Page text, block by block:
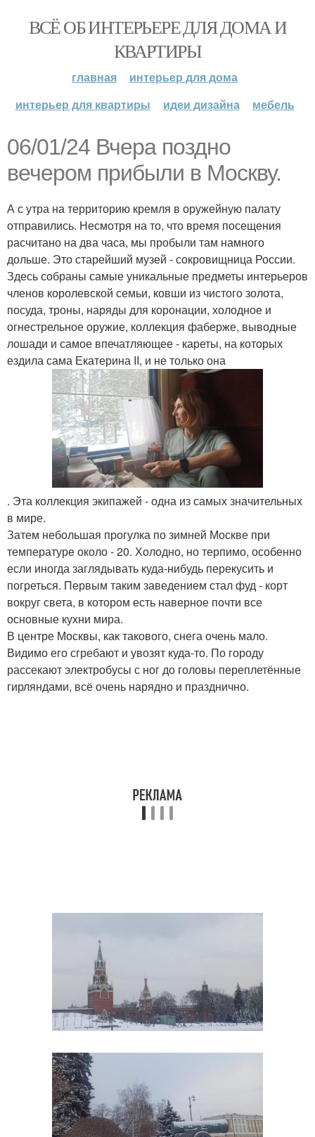
ВСЁ ОБ ИНТЕРЬЕРЕ ДЛЯ ДОМА И
КВАРТИРЫ
главная
интерьер для дома
интерьер для квартиры
идеи дизайна мебель
06/01/24 Вчера поздно
вечером прибыли в Москву.
А с утра на территорию кремля в оружейную палату
отправились. Несмотря на то, что время посещения
расчитано на два часа, мы пробыли там намного
дольше. Это старейший музей - сокровищница России.
Здесь собраны самые уникальные предметы интерьеров
членов королевской семьи, ковши из чистого золота,
посуда, троны, наряды для коронации, холодное и
огнестрельное оружие, коллекция фаберже, выводные
лошади и самое впечатляющее - кареты, на которых
ездила сама Екатерина II, и не только она
. Эта коллекция экипажей - одна из самых значительных
в мире.
Затем небольшая прогулка по зимней Москве при
температуре около - 20. Холодно, но терпимо, особенно
если иногда заглядывать куда-нибудь перекусить и
погреться. Первым таким заведением стал фуд - корт
вокруг света, в котором есть наверное почти все
основные кухни мира.
В центре Москвы, как такового, снега очень мало.
Видимо его сгребают и увозят куда-то. По городу
рассекают электробусы с ног до головы переплетённые
гирляндами, всё очень нарядно и празднично.